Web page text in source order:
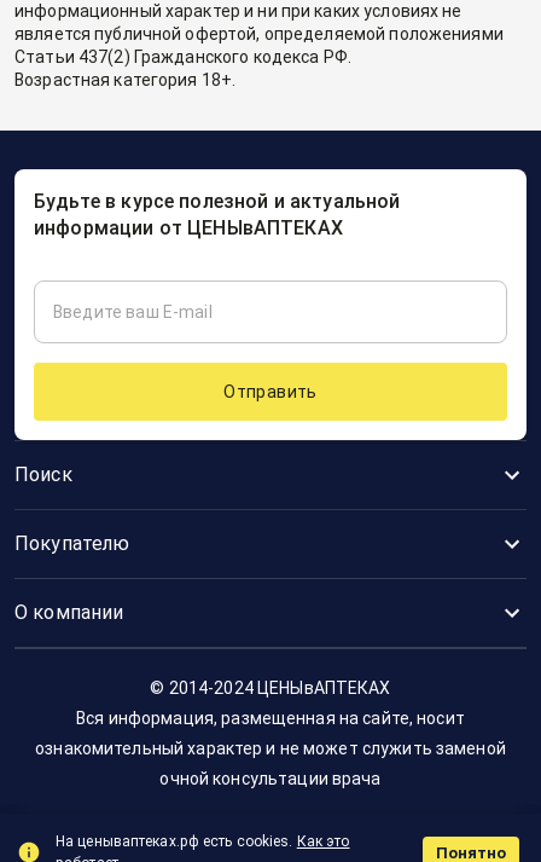
информационный характер и ни при каких условиях не
является публичной офертой, определяемой положениями
Статьи 437(2) Гражданского кодекса РФ.
Возрастная категория 18+.
Поиск
Покупателю
О компании
Будьте в курсе полезной и актуальной
информации от ЦЕНЫвАПТЕКАХ
Отправить
© 2014-2024 ЦЕНЫвАПТЕКАХ
Вся информация, размещенная на сайте, носит
ознакомительный характер и не может служить заменой
очной консультации врача
На ценываптеках.рф есть cookies. Как это
Понятно